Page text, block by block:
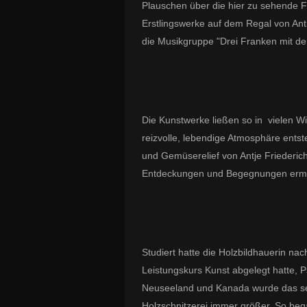
Plauschen über die hier zu sehende
Erstlingswerke auf dem Regal von
die Musikgruppe "Drei Franken mit
Die Kunstwerke ließen so in vielen
reizvolle, lebendige Atmosphäre
und Gemüserelief von Antje
Entdeckungen und Begegnungen
Studiert hatte die Holzbildhauerin
Leistungskurs Kunst abgelegt hatte,
Neuseeland und Kanada wurde das